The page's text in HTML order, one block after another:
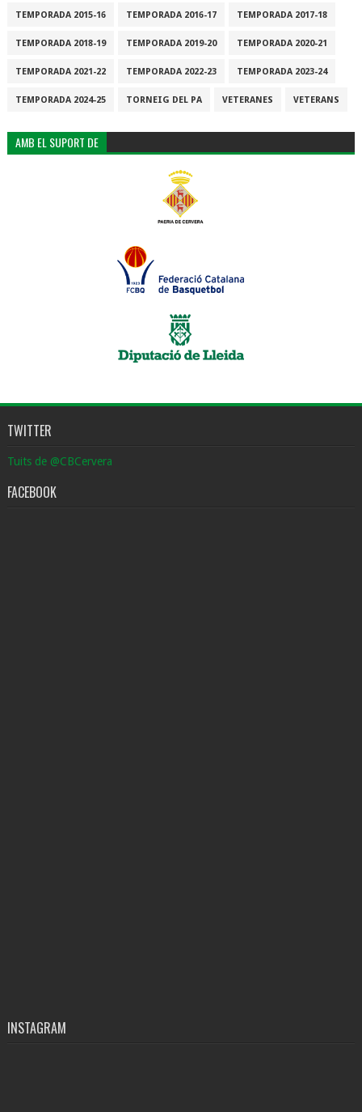
TEMPORADA 2015-16 TEMPORADA 2016-17 TEMPORADA 2017-18
TEMPORADA 2018-19 TEMPORADA 2019-20 TEMPORADA 2020-21
TEMPORADA 2021-22 TEMPORADA 2022-23 TEMPORADA 2023-24
TEMPORADA 2024-25 TORNEIG DEL PA VETERANES VETERANS
AMB EL SUPORT DE
TWITTER
Tuits de @CBCervera
FACEBOOK
INSTAGRAM